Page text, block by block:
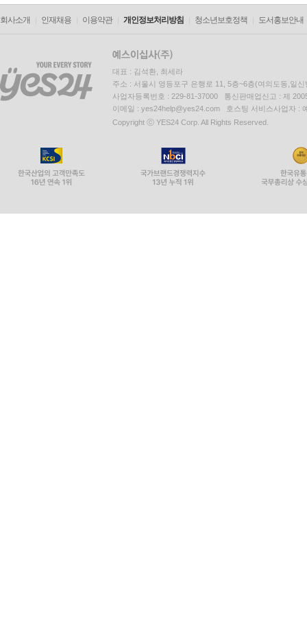
회사소개 인재채용 이용약관 개인정보처리방침 청소년보호정책 도서홍보안내
대표 : 김석환, 최세라
주소 : 서울시 영등포구 은행로 11, 5층~6층(여의도동,일신
사업자등록번호 : 229-81-37000 통신판매업신고 : 제
이메일 : yes24help@yes24.com 호스팅 서비스사업자 :
Copyright ⓒ YES24 Corp. All Rights Reserved.